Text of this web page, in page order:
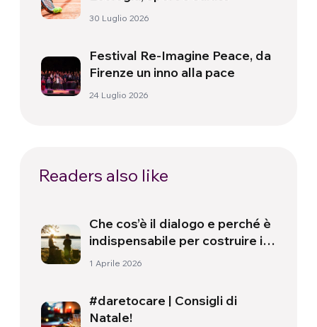
30 Luglio 2026
Festival Re-Imagine Peace, da
Firenze un inno alla pace
24 Luglio 2026
Readers also like
Che cos’è il dialogo e perché è
indispensabile per costruire il
mondo che ci meritiamo
1 Aprile 2026
#daretocare | Consigli di
Natale!